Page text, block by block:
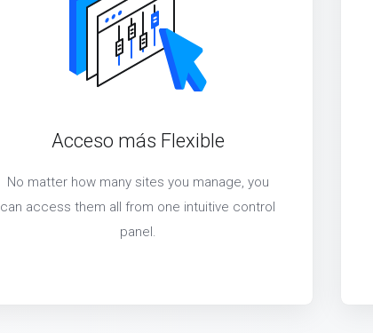
Acceso más Flexible
No matter how many sites you manage, you
can access them all from one intuitive control
panel.